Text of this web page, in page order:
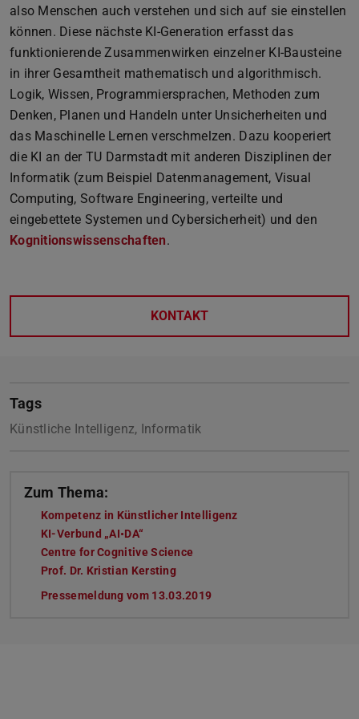
also Menschen auch verstehen und sich auf sie einstellen
können. Diese nächste KI-Generation erfasst das
funktionierende Zusammenwirken einzelner KI-Bausteine
in ihrer Gesamtheit mathematisch und algorithmisch.
Logik, Wissen, Programmiersprachen, Methoden zum
Denken, Planen und Handeln unter Unsicherheiten und
das Maschinelle Lernen verschmelzen. Dazu kooperiert
die KI an der TU Darmstadt mit anderen Disziplinen der
Informatik (zum Beispiel Datenmanagement, Visual
Computing, Software Engineering, verteilte und
eingebettete Systemen und Cybersicherheit) und den
Kognitionswissenschaften.
KONTAKT
Tags
Künstliche Intelligenz, Informatik
Zum Thema:
Kompetenz in Künstlicher Intelligenz
KI-Verbund „AI•DA“
Centre for Cognitive Science
Prof. Dr. Kristian Kersting
Pressemeldung vom 13.03.2019